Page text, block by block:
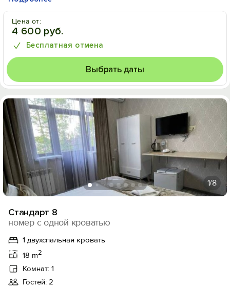
Цена от:
4 600 руб.
Бесплатная отмена
Выбрать даты
1/8
Стандарт 8
номер с одной кроватью
1 двухспальная кровать
18 m2
Комнат: 1
Гостей: 2